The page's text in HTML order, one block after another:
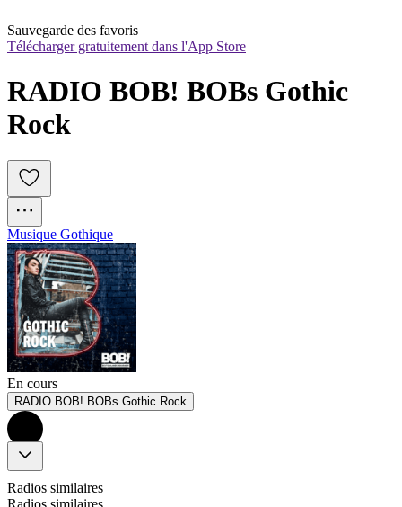
Sauvegarde des favoris
Télécharger gratuitement dans l'App Store
RADIO BOB! BOBs Gothic
Rock
Musique Gothique
En cours
RADIO BOB! BOBs Gothic Rock
Radios similaires
Radios similaires